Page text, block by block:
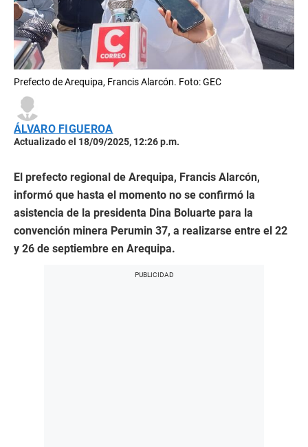
Prefecto de Arequipa, Francis Alarcón. Foto: GEC
ÁLVARO FIGUEROA
Actualizado el 18/09/2025, 12:26 p.m.
El prefecto regional de Arequipa, Francis Alarcón,
informó que hasta el momento no se confirmó la
asistencia de la presidenta Dina Boluarte para la
convención minera Perumin 37, a realizarse entre el 22
y 26 de septiembre en Arequipa.